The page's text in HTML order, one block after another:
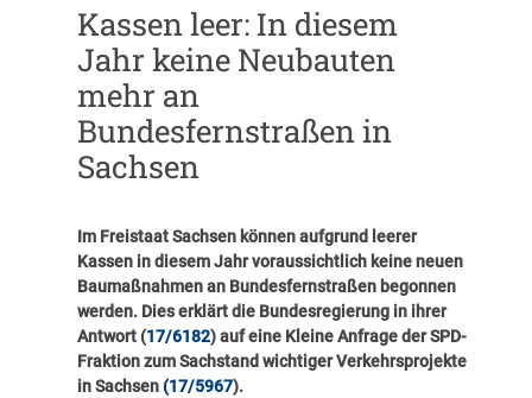
Kassen leer: In diesem
Jahr keine Neubauten
mehr an
Bundesfernstraßen in
Sachsen
Im Freistaat Sachsen können aufgrund leerer
Kassen in diesem Jahr voraussichtlich keine neuen
Baumaßnahmen an Bundesfernstraßen begonnen
werden. Dies erklärt die Bundesregierung in ihrer
Antwort (17/6182) auf eine Kleine Anfrage der SPD-
Fraktion zum Sachstand wichtiger Verkehrsprojekte
in Sachsen(17/5967).